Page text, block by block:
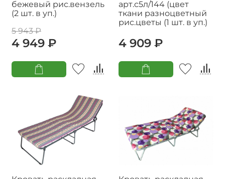
бежевый рис.вензель
(2 шт. в уп.)
5 943 ₽
4 949 ₽
арт.с5л/144 (цвет
ткани разноцветный
рис.цветы (1 шт. в уп.)
4 909 ₽